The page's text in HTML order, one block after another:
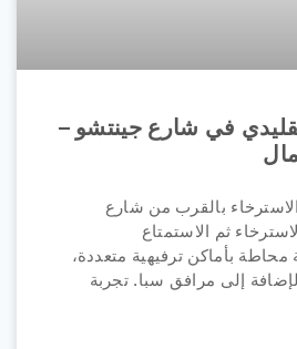
في شارع جينتشو –
بالقرب من شارع
ثم الاستمتاع
بأماكن ترفيهية متعددة،
إلى مرافق سبا. تجربة